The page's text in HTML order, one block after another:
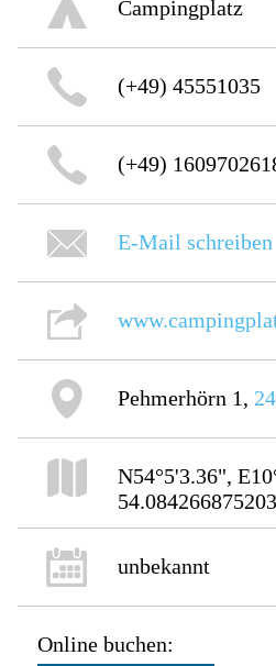
Campingplatz
(+49) 45551035
(+49)
E-Mail schreiben
Pehmerhörn 1,
N54°5'3.36",
unbekannt
Online buchen: